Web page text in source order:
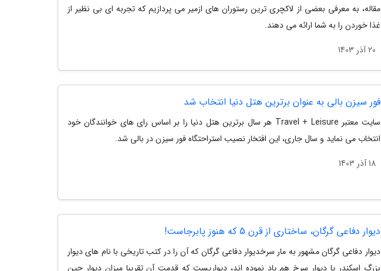
مقاله، به معرفی بعضی از لاکچری ترین رستوران های ازمیر می پردازیم که تجربه ای بی نظیر از
غذا خوردن را به شما ارائه می دهند.
20 آذر 1403
فور سیزن بالی به عنوان برترین هتل دنیا انتخاب شد
سایت معتبر Travel + Leisure هر سال برترین هتل دنیا را بر اساس رای های خوانندگان خود
انتخاب می نماید و سال جاری، این افتخار نصیب استراحتگاه فور سیزن در بالی شد.
18 آذر 1403
دیوار دفاعی گرگان، ساختاری از قرن 5 که هنوز پابرجاست!
دیوار دفاعی گرگان مشهور به مار سرخدیوار دفاعی گرگان که آن را در کتب تاریخی با نام های دیوار
بزرگ اسکندر یا دیوار سرخ هم یاد نموده اند، دیواریست که قدمت آن تقریبا میزان دیوار چین